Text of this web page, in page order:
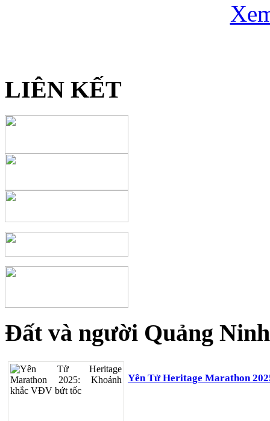
LIÊN KẾT
Đất và người Quảng Ninh
Yên Tử Heritage Marathon